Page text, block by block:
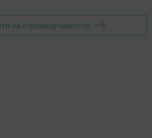
на страницу новости